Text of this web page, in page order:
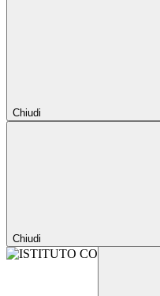
Chiudi
Chiudi